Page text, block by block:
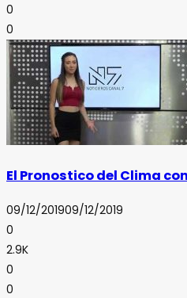
0
0
El Pronostico del Clima
09/12/201909/12/2019
0
2.9K
0
0